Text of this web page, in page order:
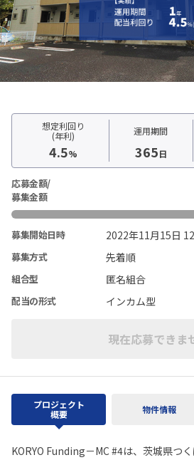
想定利回り
(年利)
4.5%
運用期間
365日
応募金額/
募集金額
募集開始日時 2022年11月15日
募集方式 先着順
組合型 匿名組合
配当の形式 インカム型
現在応募できま
プロジェクト
概要
物件情報
KORYO Funding－MC #4は、茨城県つ